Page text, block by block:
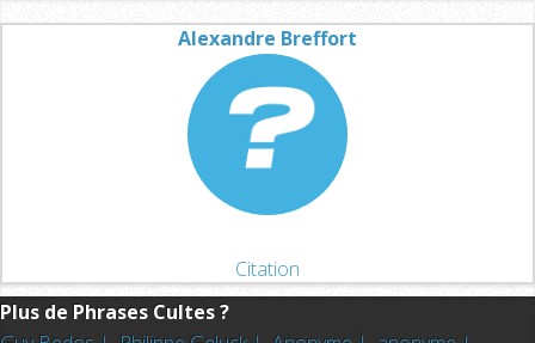
Alexandre Breffort
Citation
Plus de Phrases Cultes ?